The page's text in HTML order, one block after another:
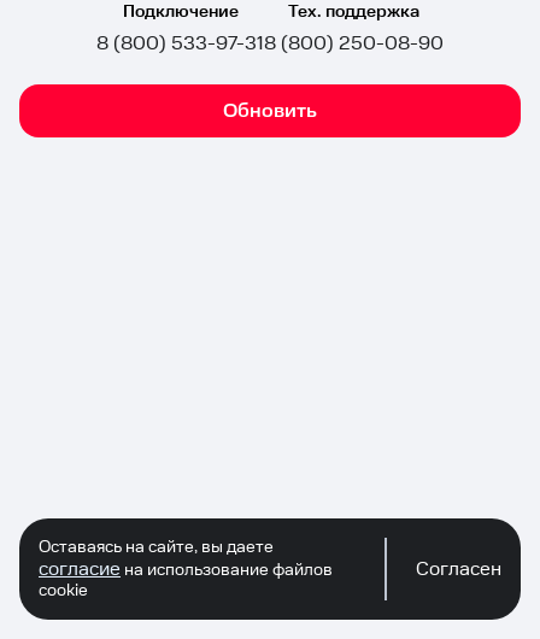
Подключение
8 (800) 533-97-31
Тех. поддержка
8 (800) 250-08-90
Обновить
Оставаясь на сайте, вы даете
согласие на использование файлов
cookie
Согласен